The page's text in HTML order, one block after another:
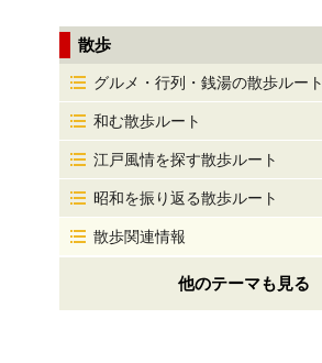
散歩
グルメ・行列・銭湯の散歩ルート
和む散歩ルート
江戸風情を探す散歩ルート
昭和を振り返る散歩ルート
散歩関連情報
他のテーマも見る